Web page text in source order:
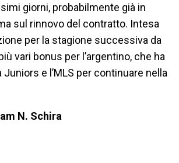
giorni, probabilmente già in
sul rinnovo del contratto. Intesa
per la stagione successiva da
vari bonus per l’argentino, che ha
e l’MLS per continuare nella
N. Schira